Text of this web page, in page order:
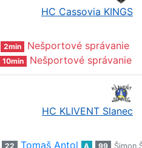
HC Cassovia KINGS
2min Nešportové správanie
10min Nešportové správanie
HC KLIVENT Slanec
22 Tomaš Antol A 99 Šimon